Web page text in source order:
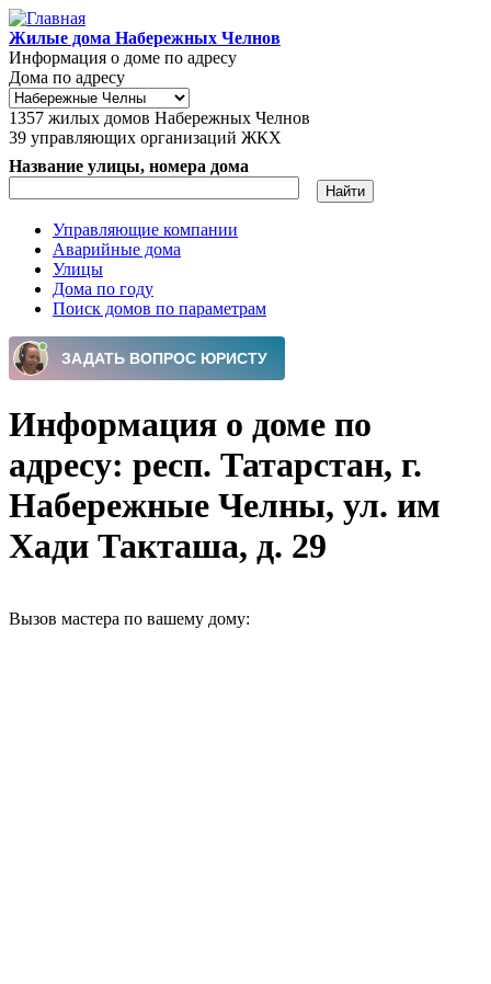
Перейти к основному содержанию
Жилые дома Набережных Челнов
Информация о доме по адресу
Дома по адресу
1357 жилых домов Набережных Челнов
39 управляющих организаций ЖКХ
Название улицы, номера дома
Главное меню
Управляющие компании
Аварийные дома
Улицы
Дома по году
Поиск домов по параметрам
Информация о доме по
адресу: респ. Татарстан, г.
Набережные Челны, ул. им
Хади Такташа, д. 29
Вызов мастера по вашему дому: